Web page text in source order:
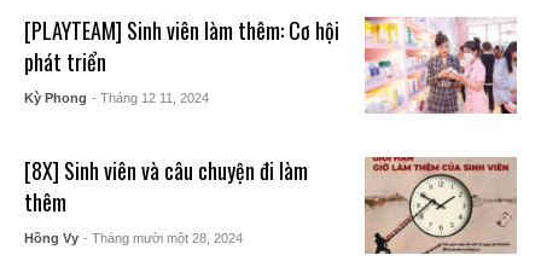
[PLAYTEAM] Sinh viên làm thêm: Cơ hội
phát triển
Kỳ Phong - Tháng 12 11, 2024
[8X] Sinh viên và câu chuyện đi làm
thêm
Hồng Vy - Tháng mười một 28, 2024